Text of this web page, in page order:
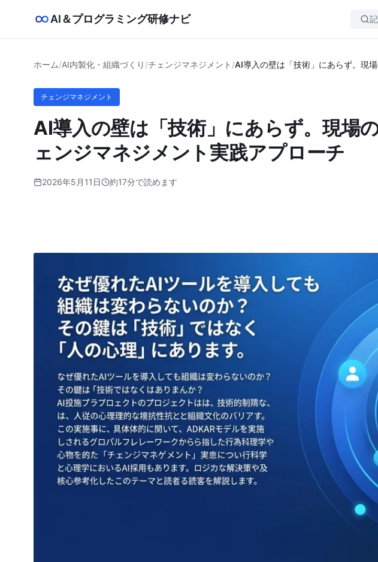
AI＆プログラミング研修ナビ
ホーム/AI内製化・組織づくり /チェンジマネジメント /AI導入の壁は「技術」にあらず。現
チェンジマネジメント
AI導入の壁は「技術」にあらず。現場
ェンジマネジメント実践アプローチ
2026年5月11日 約17分で読めます